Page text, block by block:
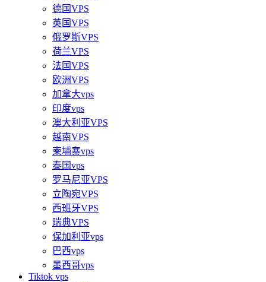
德国VPS
英国VPS
俄罗斯VPS
荷兰VPS
法国VPS
欧洲VPS
加拿大vps
印度vps
澳大利亚VPS
越南VPS
柬埔寨vps
泰国vps
罗马尼亚VPS
立陶宛VPS
西班牙VPS
瑞典VPS
保加利亚vps
巴西vps
墨西哥vps
Tiktok vps